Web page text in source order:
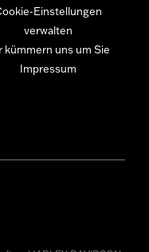
Einstellungen
verwalten
kümmern uns um Sie
Impressum